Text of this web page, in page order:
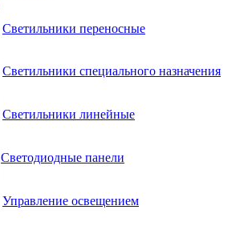
Светильники переносные
Светильники специального назначения
Светильники линейные
Светодиодные панели
Управление освещением